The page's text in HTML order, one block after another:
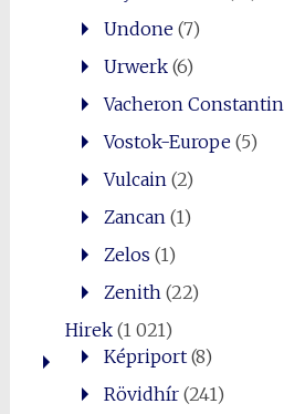
Undone(7)
Urwerk(6)
Vacheron Constantin
Vostok-Europe(5)
Vulcain (2)
Zancan (1)
Zelos (1)
Zenith (22)
Hirek(1 021)
Képriport(8)
Rövidhír(241)